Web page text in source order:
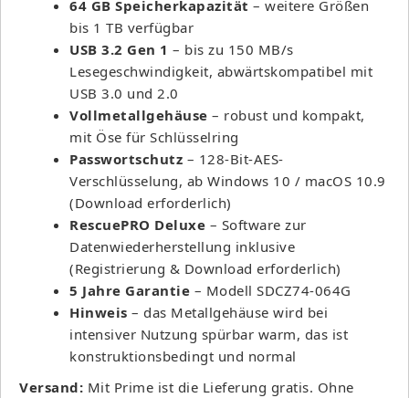
64 GB Speicherkapazität – weitere Größen
bis 1 TB verfügbar
USB 3.2 Gen 1 – bis zu 150 MB/s
Lesegeschwindigkeit, abwärtskompatibel mit
USB 3.0 und 2.0
Vollmetallgehäuse – robust und kompakt,
mit Öse für Schlüsselring
Passwortschutz – 128-Bit-AES-
Verschlüsselung, ab Windows 10 / macOS 10.9
(Download erforderlich)
RescuePRO Deluxe – Software zur
Datenwiederherstellung inklusive
(Registrierung & Download erforderlich)
5 Jahre Garantie – Modell SDCZ74-064G
Hinweis – das Metallgehäuse wird bei
intensiver Nutzung spürbar warm, das ist
konstruktionsbedingt und normal
Versand: Mit Prime ist die Lieferung gratis. Ohne